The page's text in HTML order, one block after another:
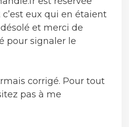
eux qui en étaient
désolé et merci de
pour signaler le
corrigé. Pour tout
pas à me